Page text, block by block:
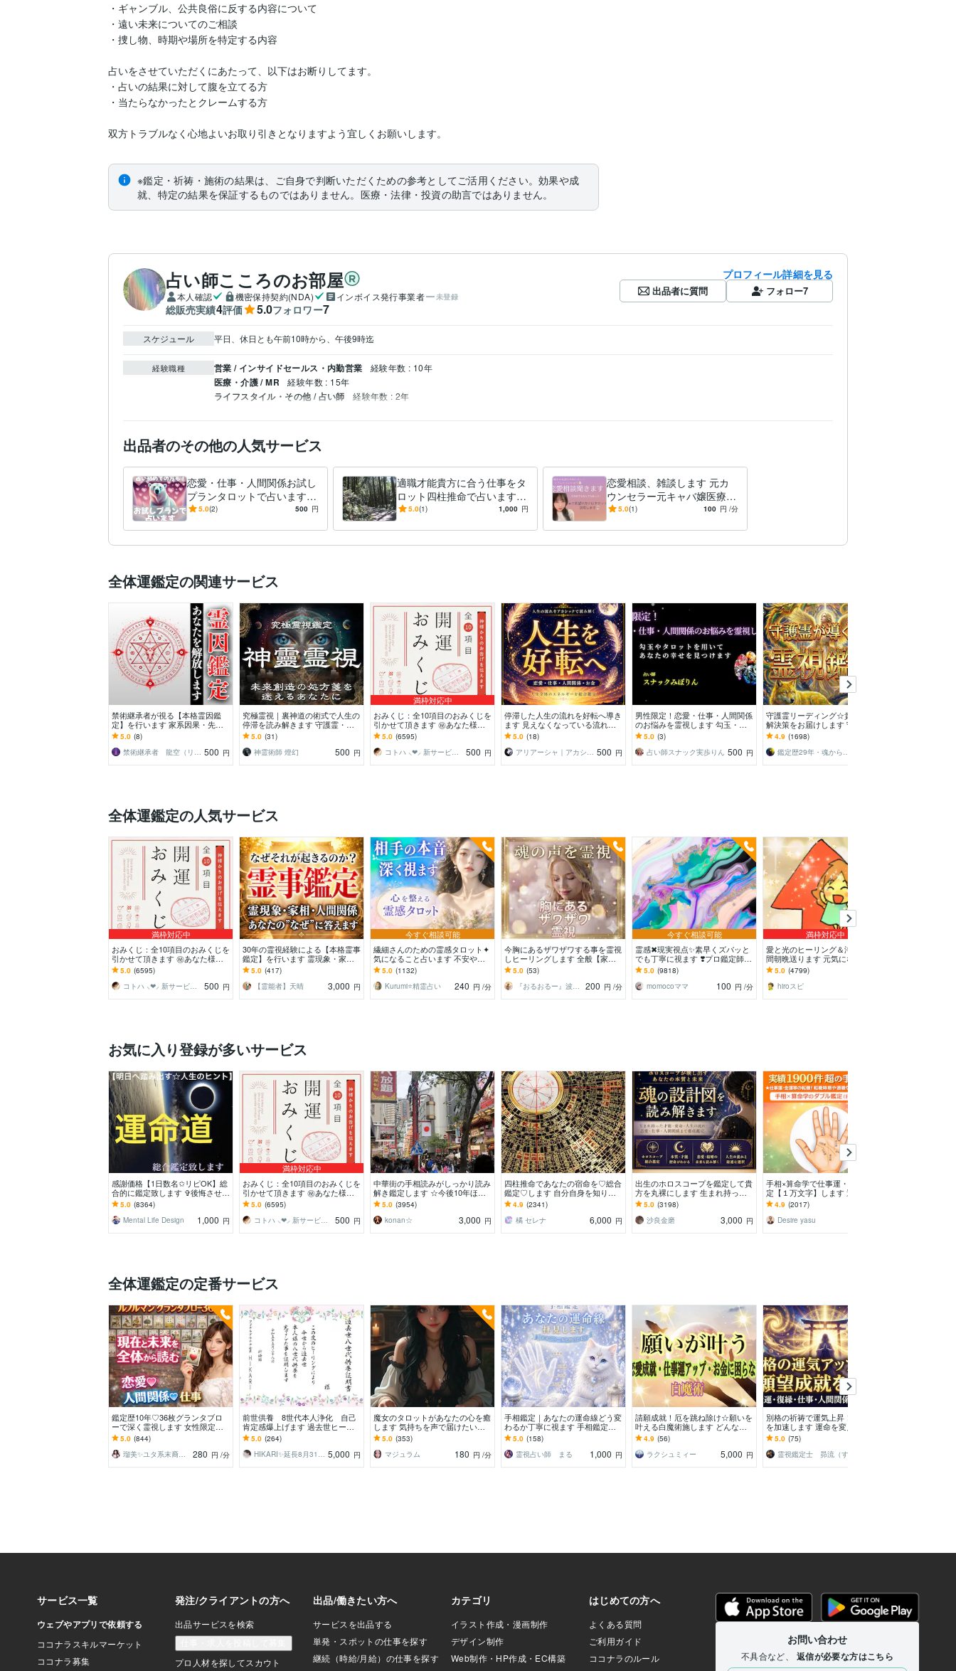
・ギャンブル、公共良俗に反する内容について
・遠い未来についてのご相談
・捜し物、時期や場所を特定する内容
占いをさせていただくにあたって、以下はお断りしてます。
・占いの結果に対して腹を立てる方
・当たらなかったとクレームする方
双方トラブルなく心地よいお取り引きとなりますよう宜しくお願いします。
※鑑定・祈祷・施術の結果は、ご自身で判断いただくための参考としてご活用ください。効果や成
就、特定の結果を保証するものではありません。医療・法律・投資の助言ではありません。
占い師こころのお部屋
本人確認 機密保持契約(NDA) インボイス発行事業者 未登録
総販売実績4評価 5.0フォロワー7
プロフィール詳細を見る
出品者に質問 フォロー7
スケジュール
経験職種 営業 / インサイドセールス・内勤営業 経験年数 : 10年
医療・介護 / MR 経験年数 : 15年
ライフスタイル・その他 / 占い師 経験年数 : 2年
出品者のその他の人気サービス
恋愛・仕事・人間関係お試し
プランタロットで占います
占いが初めての方、初めてで
5.0(2) 500 円
適職才能貴方に合う仕事をタ
ロット四柱推命で占います
今の仕事は私にあっているだ
5.0(1) 1,000 円
恋愛相談、雑談します 元カ
ウンセラー元キャバ嬢医療従
事者が恋愛相談のります。雑
5.0(1) 100 円 /分
全体運鑑定の関連サービス
禁術継承者が視る【本格霊因鑑
定】を行います 家系因果・先
祖・土地・人間関係・悪縁・霊干
渉・因縁・結界浄化
5.0 (8)
禁術継承者 龍空（リューク） 500 円
究極霊視｜裏神道の術式で人生の
停滞を読み解きます 守護霊・復
縁・不倫・子宝・家族・離婚・子
供・仕事・人間関係
5.0 (31)
神霊術師 燈幻
500 円
満枠対応中
おみくじ：全10項目のおみくじを
引かせて頂きます ㊙あなた様が
この先どう進むかの道しるべにな
さってください！
5.0 (6595)
コトハ ⸜❤︎⸝ 新サービス提供開始✨️
500 円
停滞した人生の流れを好転へ導き
ます 見えなくなっている流れを
読み解きあなた本来の未来へ導き
ます
5.0 (18)
アリアーシャ｜アカシックの魂通訳者 500 円
男性限定！恋愛・仕事・人間関係
のお悩みを霊視します 勾玉・タ
ロット・霊視であなたのモヤモヤ
に徹底的に寄り添います
5.0 (3)
占い師スナック実歩りん 500 円
守護霊リーディング☆貴方だけの
解決策をお届けします 守護霊か
らの導きの中に お悩みを解決す
る糸口が存在します
4.9 (1698)
鑑定歴29年・魂から真実を導く リシア
全体運鑑定の人気サービス
満枠対応中
おみくじ：全10項目のおみくじを
引かせて頂きます ㊙あなた様が
この先どう進むかの道しるべにな
さってください！
5.0 (6595)
コトハ ⸜❤︎⸝ 新サービス提供開始✨️
500 円
30年の霊視経験による【本格霊事
鑑定】を行います 霊現象・家
相・家系・先祖・土地・人間関
係・悪縁・因縁・厄払い
5.0 (417)
【霊能者】天晴
3,000 円
今すぐ相談可能
繊細さんのための霊感タロット✦
気になること占います 不安やモ
ヤモヤを整理し、あなたの自分軸
を整えます⭐️
5.0 (1132)
Kurumi⭐️精霊占い
240 円 /分
今胸にあるザワザワする事を霊視
しヒーリングします 全般【家
族・人間関係・恋愛・自己肯定・
目標・金運・仕事など】
5.0 (53)
『おるおるー』波動アップヒーラー
200 円 /分
今すぐ相談可能
霊感✖現実視点✨素早くズバッと
でも丁寧に視ます ❣️プロ鑑定師の
総合鑑定⭐お気軽に✨魂をやわら
かくかろやかに
5.0 (9818)
momocoママ
100 円 /分
満枠対応中
愛と光のヒーリング＆浄化、3日
間朝晩送ります 元気になりた
い、疲労や不安、浄化したい方へ
毎日朝晩ヒーリング
5.0 (4799)
hiroスピ
お気に入り登録が多いサービス
感謝価格【1日数名✩リピOK】総
合的に鑑定致します ✞後悔させま
せん【未来を良くする✩人生のヒ
ント】アドバイス付
5.0 (8364)
Mental Life Design
1,000 円
満枠対応中
おみくじ：全10項目のおみくじを
引かせて頂きます ㊙あなた様が
この先どう進むかの道しるべにな
さってください！
5.0 (6595)
コトハ ⸜❤︎⸝ 新サービス提供開始✨️
500 円
中華街の手相読みがしっかり読み
解き鑑定します ☆今後10年ほど
の流れから、良い時期、悪い時期
もお伝えします
5.0 (3954)
konan☆
3,000 円
四柱推命であなたの宿命を♡総合
鑑定♡します 自分自身を知りた
い方に♡大ボリュームです
4.9 (2341)
橘 セレナ
6,000 円
出生のホロスコープを鑑定して貴
方を丸裸にします 生まれ持った
性質や傾向など、総合的に鑑定し
ていきます。
5.0 (3198)
沙良金磨
3,000 円
手相×算命学で仕事運・金運を鑑
定【１万文字】します 適職・転
職・起業の時期を２０種類の線と
生年月日で徹底分析
4.9 (2017)
Desire yasu
全体運鑑定の定番サービス
鑑定歴10年♡36枚グランタブロ
ーで深く霊視します 女性限定♡
貴女の人生立て直し｜恋愛♡仕事
♡人間関係いつ動く？
5.0 (844)
瑠美✨ユタ系末裔♡縁結び占い♡幸せ研究所
280 円 /分
前世供養 8世代本人浄化 自己
肯定感爆上げます 過去世ヒーリ
ングでミカエル様と交信 DNA覚
醒 自己愛 霊視
5.0 (264)
HIKARI✨延長8月31日まで破格値引 5,000 円
魔女のタロットがあなたの心を癒
します 気持ちを声で届けたい。
分かりやすい、モヤモヤをスッキ
リへ
5.0 (353)
マジュラム
180 円 /分
手相鑑定｜あなたの運命線どう変
わるか丁寧に視ます 手相鑑定｜
即日鑑定 気になるテーマ1つ丁
寧に拝見します
5.0 (158)
霊視占い師 まる
1,000 円
請願成就！厄を跳ね除け☆願いを
叶える白魔術施します どんな願
いも叶う！！何だかよくわからな
い不調にも☆
4.9 (56)
ラクシュミィー
5,000 円
別格の祈祷で運気上昇！願望成就
を加速します 運命を変える！究
極の祈祷で、あなたの未来に輝き
を取り戻します
5.0 (75)